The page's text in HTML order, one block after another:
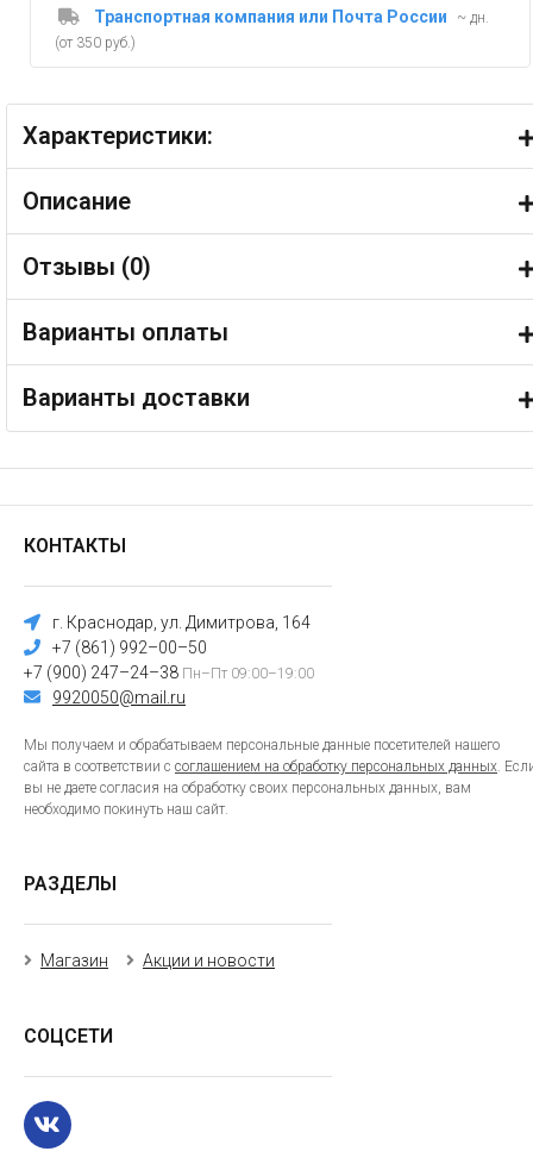
Транспортная компания или Почта России
~ дн.
(от 350 руб.)
Характеристики:
Описание
Отзывы (0)
Варианты оплаты
Варианты доставки
КОНТАКТЫ
г. Краснодар, ул. Димитрова, 164
+7 (861) 992–00–50
+7 (900) 247–24–38 Пн–Пт 09:00–19:00
9920050@mail.ru
Мы получаем и обрабатываем персональные данные посетителей нашего
сайта в соответствии с соглашением на обработку персональных данных.
вы не даете согласия на обработку своих персональных данных, вам
необходимо покинуть наш сайт.
РАЗДЕЛЫ
Магазин Акции и новости
СОЦСЕТИ